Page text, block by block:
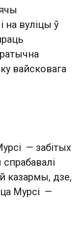
на вуліцы ў
вайсковага
— забітых
казармы, дзе,
Мурсі —